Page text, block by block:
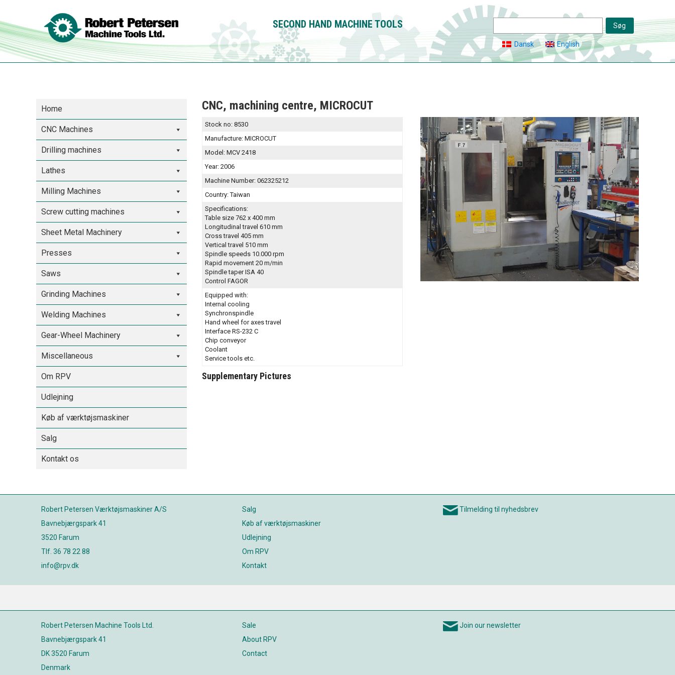
SECOND HAND MACHINE TOOLS
Dansk English
Home
CNC Machines
Drilling machines
Lathes
Milling Machines
Screw cutting machines
Sheet Metal Machinery
Presses
Saws
Grinding Machines
Welding Machines
Gear-Wheel Machinery
Miscellaneous
Om RPV
Udlejning
Køb af værktøjsmaskiner
Salg
Kontakt os
CNC, machining centre, MICROCUT
Stock no: 8530
Manufacture: MICROCUT
Model: MCV 2418
Year: 2006
Machine Number: 062325212
Country:Taiwan
Specifications:
Table size 762 x 400 mm
Longitudinal travel 610 mm
Cross travel 405 mm
Vertical travel 510 mm
Spindle speeds 10.000 rpm
Rapid movement 20 m/min
Spindle taper ISA 40
Control FAGOR
Equipped with:
Internal cooling
Synchronspindle
Hand wheel for axes travel
Interface RS-232 C
Chip conveyor
Coolant
Service tools etc.
Supplementary Pictures
Robert Petersen Værktøjsmaskiner A/S
Bavnebjærgspark 41
3520 Farum
Tlf. 36 78 22 88
info@rpv.dk
Salg
Køb af værktøjsmaskiner
Udlejning
Om RPV
Kontakt
Tilmelding til nyhedsbrev
Robert Petersen Machine Tools Ltd.
Bavnebjærgspark 41
DK 3520 Farum
Denmark
Sale
About RPV
Contact
Join our newsletter